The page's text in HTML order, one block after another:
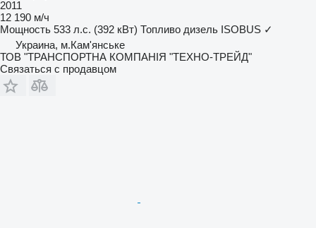
2011
12 190 м/ч
Мощность 533 л.с. (392 кВт) Топливо дизель ISOBUS ✓
Украина, м.Кам'янське
ТОВ "ТРАНСПОРТНА КОМПАНІЯ "ТЕХНО-ТРЕЙД"
Связаться с продавцом